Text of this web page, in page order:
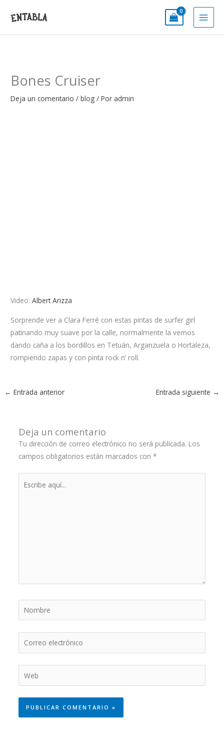
Bones Cruiser
Deja un comentario /blog / Por admin
Video:Albert Arizza
Sorprende ver a Clara Ferré con estas pintas de surfer girl
patinando muy suave por la calle, normalmente la vemos
dando caña a los bordillos en Tetuán, Arganzuela o Hortaleza,
rompiendo zapas y con pinta rock n’ roll.
← Entrada anterior Entrada siguiente →
Deja un comentario
Tu dirección de correo electrónico no será publicada. Los
campos obligatorios están marcados con *
Nombre
Correo
electrónico